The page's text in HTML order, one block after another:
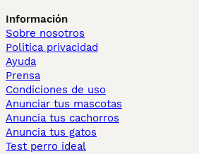
Información
Sobre nosotros
Politica privacidad
Ayuda
Prensa
Condiciones de uso
Anunciar tus mascotas
Anuncia tus cachorros
Anuncia tus gatos
Test perro ideal